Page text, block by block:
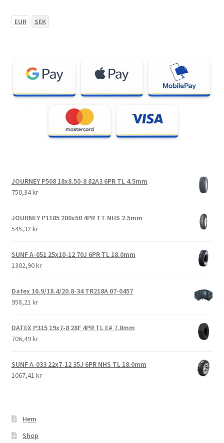
EUR SEK
JOURNEY P508 18x8.50-8 82A3 6PR TL 4.5mm
750,34 kr
JOURNEY P1185 200x50 4PR TT NHS 2.5mm
545,32 kr
SUNF A-051 25x10-12 70J 6PR TL 18.0mm
1302,90 kr
Datex 16.9/18.4/20.8-34 TR218A 07-0457
958,21 kr
DATEX P315 19x7-8 28F 4PR TL E# 7.0mm
706,49 kr
SUNF A-033 22x7-12 35J 6PR NHS TL 18.0mm
1067,41 kr
Hem
Shop